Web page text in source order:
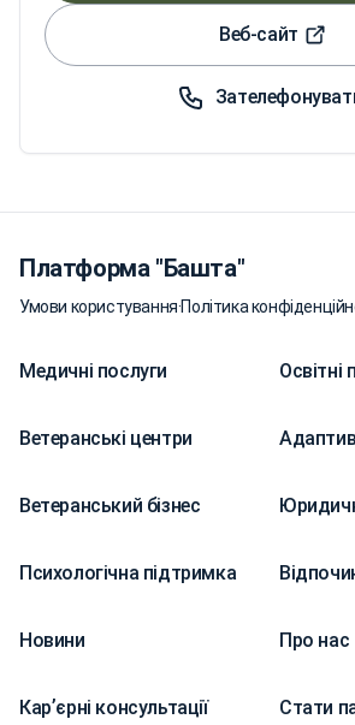
Веб-сайт
Платформа "Башта"
Умови користування·Політика
Медичні послуги Освітні
Ветеранські центри
Ветеранський бізнес
Психологічна підтримка
Новини Про нас
Карʼєрні консультації Стати